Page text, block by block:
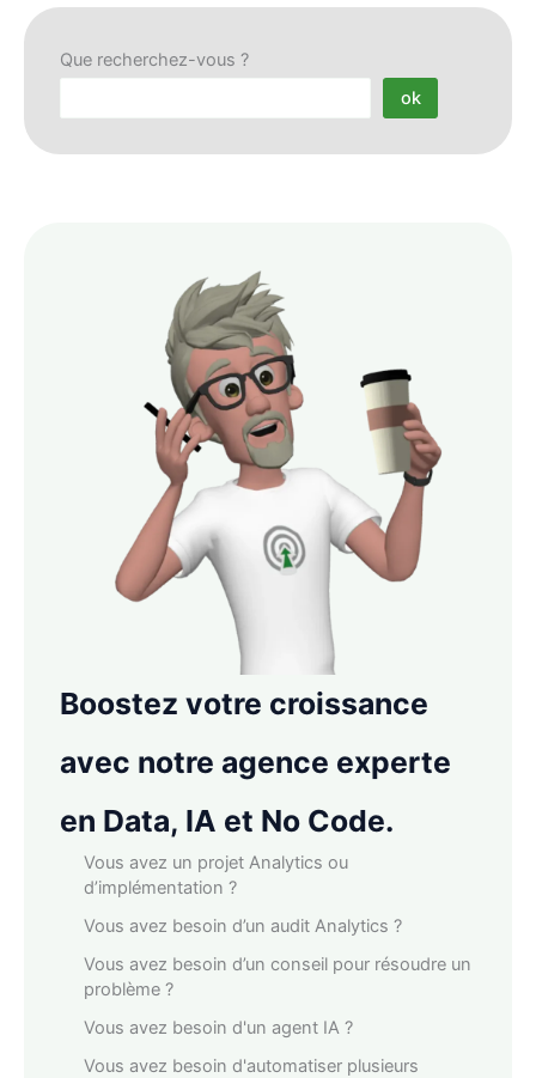
Que recherchez-vous ?
ok
Boostez votre croissance
avec notre agence experte
en Data, IA et No Code.
Vous avez un projet Analytics ou
d’implémentation ?
Vous avez besoin d’un audit Analytics ?
Vous avez besoin d’un conseil pour résoudre un
problème ?
Vous avez besoin d'un agent IA ?
Vous avez besoin d'automatiser plusieurs